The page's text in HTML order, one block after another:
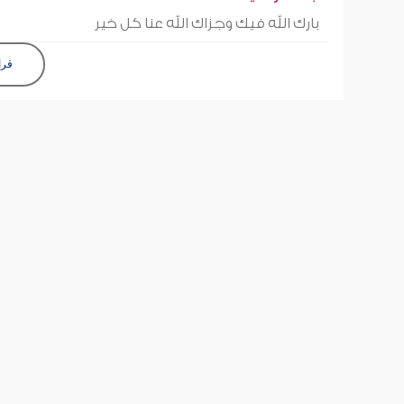
بارك الله فيك وجزاك الله عنا كل خير